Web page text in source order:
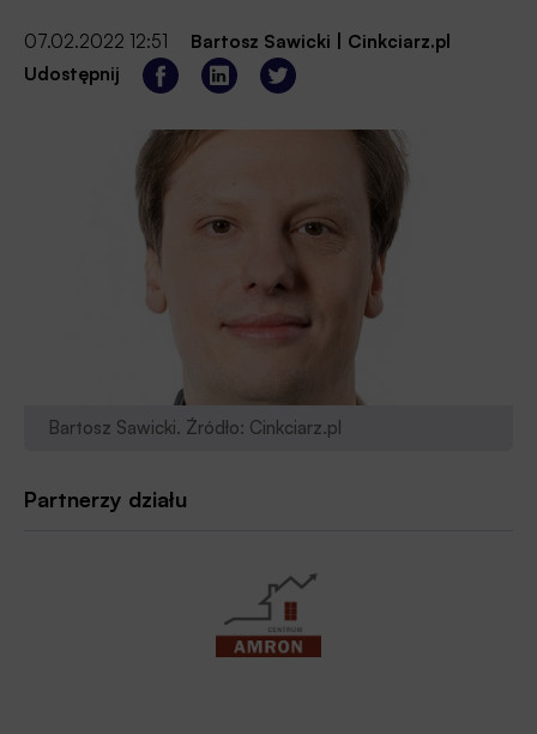
07.02.2022 12:51 Bartosz Sawicki
Cinkciarz.pl
Udostępnij
Bartosz Sawicki. Źródło: Cinkciarz.pl
Partnerzy działu